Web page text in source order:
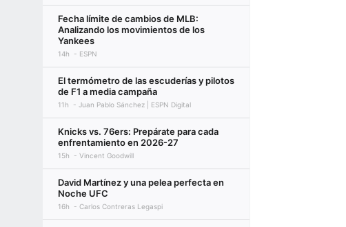
Fecha límite de cambios de MLB:
Analizando los movimientos de los
Yankees
14h ESPN
El termómetro de las escuderías y pilotos
de F1 a media campaña
11h Juan Pablo Sánchez | ESPN Digital
Knicks vs. 76ers: Prepárate para cada
enfrentamiento en 2026-27
15h Vincent Goodwill
David Martínez y una pelea perfecta en
Noche UFC
16h Carlos Contreras Legaspi